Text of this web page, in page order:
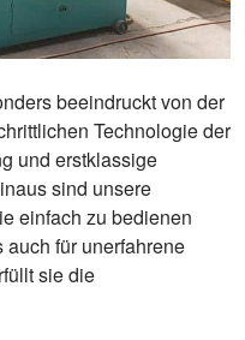
beeindruckt von der
Technologie der
und erstklassige
sind unsere
einfach zu bedienen
für unerfahrene
sie die